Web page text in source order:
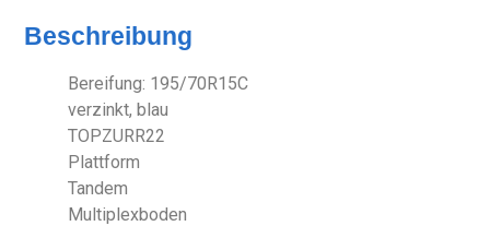
Beschreibung
Bereifung: 195/70R15C
verzinkt, blau
TOPZURR22
Plattform
Tandem
Multiplexboden